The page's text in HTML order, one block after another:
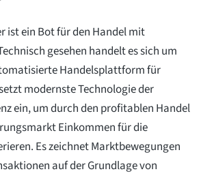
ist ein Bot für den Handel mit
gesehen handelt es sich um
Handelsplattform für
modernste Technologie der
ein, um durch den profitablen Handel
Einkommen für die
Es zeichnet Marktbewegungen
auf der Grundlage von